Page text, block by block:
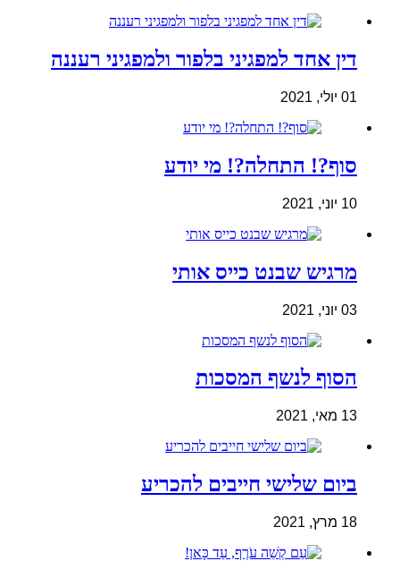
דין אחד למפגיני בלפור ולמפגיני רעננה
01 יולי, 2021
סוף?! התחלה?! מי יודע
10 יוני, 2021
מרגיש שבנט כייס אותי
03 יוני, 2021
הסוף לנשף המסכות
13 מאי, 2021
ביום שלישי חייבים להכריע
18 מרץ, 2021